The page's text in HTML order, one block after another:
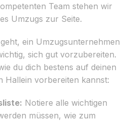
Team stehen wir
Umzugs zur Seite.
ein Umzugsunternehmen
sich gut vorzubereiten.
du dich bestens auf deinen
Hallein vorbereiten kannst:
Notiere alle wichtigen
müssen, wie zum